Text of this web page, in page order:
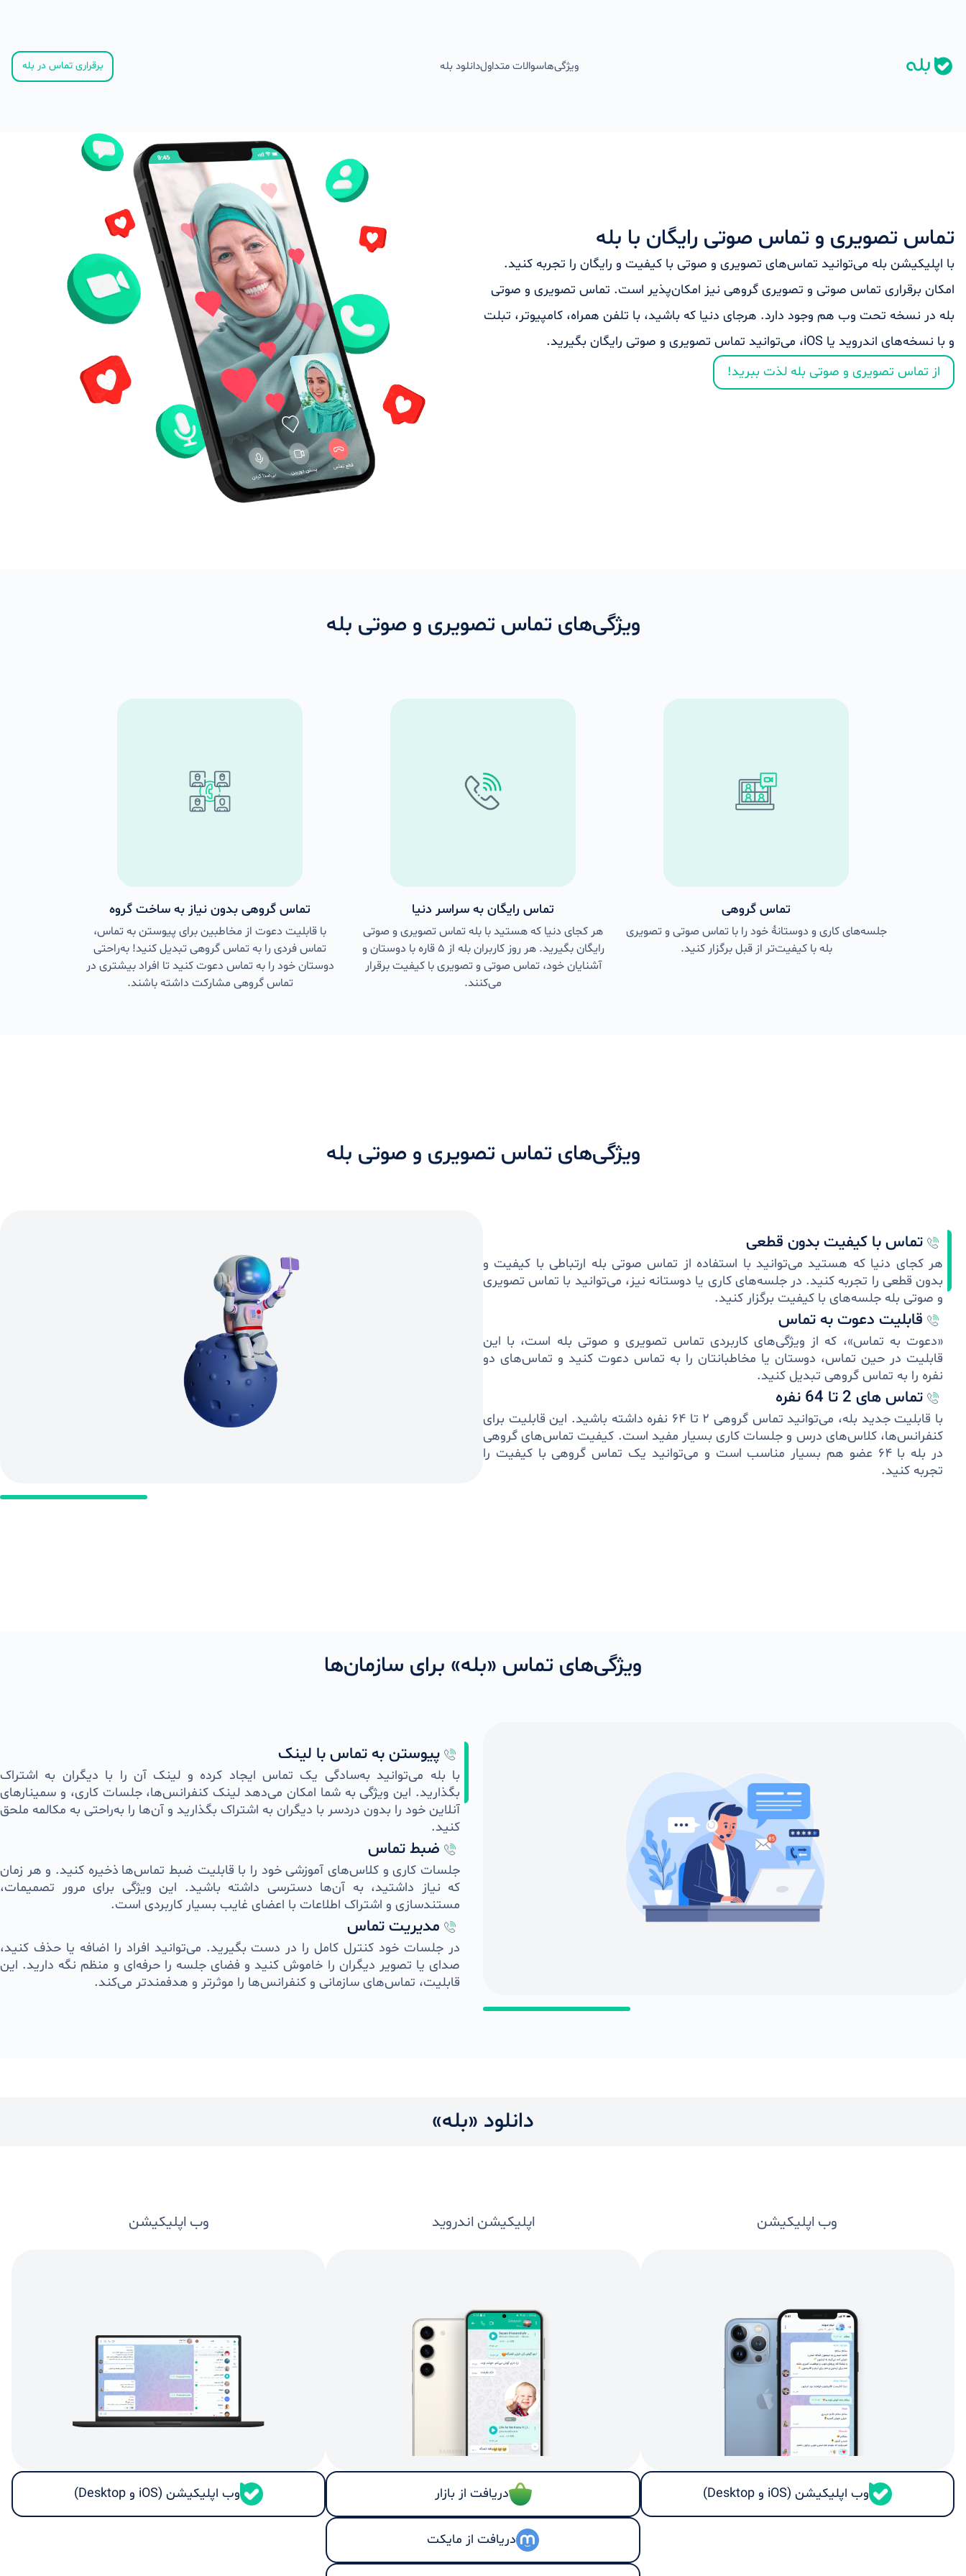
ویژگی‌هاسوالات متداولدانلود بله برقراری تماس در بله
تماس تصویری و تماس صوتی رایگان با بله
با اپلیکیشن بله می‌توانید تماس‌های تصویری و صوتی با کیفیت و رایگان را تجربه کنید.
امکان برقراری تماس صوتی و تصویری گروهی نیز امکان‌پذیر است. تماس تصویری و صوتی
بله در نسخه تحت وب هم وجود دارد. هرجای دنیا که باشید، با تلفن همراه، کامپیوتر، تبلت
و با نسخه‌های اندروید یا iOS، می‌توانید تماس تصویری و صوتی رایگان بگیرید.
از تماس تصویری و صوتی بله لذت ببرید!
ویژگی‌های تماس تصویری و صوتی بله
تماس گروهی
جلسه‌های کاری و دوستانهٔ خود را با تماس‌ صوتی و تصویری
بله با کیفیت‌تر از قبل برگزار کنید.
تماس رایگان به سراسر دنیا
هر کجای دنیا که هستید با بله تماس تصویری و صوتی
رایگان بگیرید. هر روز کاربران بله از ۵ قاره با دوستان و
آشنایان خود، تماس صوتی و تصویری با کیفیت برقرار
می‌کنند.
تماس گروهی بدون نیاز به ساخت گروه
با قابلیت دعوت از مخاطبین برای پیوستن به تماس،
تماس فردی را به تماس گروهی تبدیل کنید! به‌راحتی
دوستان خود را به تماس دعوت کنید تا افراد بیشتری در
تماس گروهی مشارکت داشته باشند.
ویژگی‌های تماس تصویری و صوتی بله
تماس با کیفیت بدون قطعی
هر کجای دنیا که هستید می‌توانید با استفاده از تماس صوتی بله ارتباطی با کیفیت و
بدون قطعی را تجربه کنید. در جلسه‌های کاری یا دوستانه نیز، می‌توانید با تماس تصویری
و صوتی بله جلسه‌های با کیفیت برگزار کنید.
قابلیت دعوت به تماس
«دعوت به تماس»، که از ویژگی‌های کاربردی تماس تصویری و صوتی بله است، با این
قابلیت در حین تماس، دوستان یا مخاطبانتان را به تماس دعوت کنید و تماس‌های دو
نفره را به تماس گروهی تبدیل کنید.
تماس های 2 تا 64 نفره
با قابلیت جدید بله، می‌توانید تماس گروهی ۲ تا ۶۴ نفره داشته باشید. این قابلیت برای
کنفرانس‌ها، کلاس‌های درس و جلسات کاری بسیار مفید است. کیفیت تماس‌های گروهی
در بله با ۶۴ عضو هم بسیار مناسب است و می‌توانید یک تماس گروهی با کیفیت را
تجربه کنید.
ویژگی‌های تماس «بله» برای سازمان‌ها
پیوستن به تماس با لینک
با بله می‌توانید به‌سادگی یک تماس ایجاد کرده و لینک آن را با دیگران به اشتراک
بگذارید. این ویژگی به شما امکان می‌دهد لینک کنفرانس‌ها، جلسات کاری، و سمینارهای
آنلاین خود را بدون دردسر با دیگران به اشتراک بگذارید و آن‌ها را به‌راحتی به مکالمه ملحق
کنید.
ضبط تماس
جلسات کاری و کلاس‌های آموزشی خود را با قابلیت ضبط تماس‌ها ذخیره کنید. و هر زمان
که نیاز داشتید، به آن‌ها دسترسی داشته باشید. این ویژگی برای مرور تصمیمات،
مستندسازی و اشتراک اطلاعات با اعضای غایب بسیار کاربردی است.
مدیریت تماس
در جلسات خود کنترل کامل را در دست بگیرید. می‌توانید افراد را اضافه یا حذف کنید،
صدای یا تصویر دیگران را خاموش کنید و فضای جلسه را حرفه‌ای و منظم نگه دارید. این
قابلیت، تماس‌های سازمانی و کنفرانس‌ها را موثرتر و هدفمندتر می‌کند.
دانلود «بله»
وب‌ اپلیکیشن
وب اپلیکیشن (iOS و Desktop)
اپلیکیشن اندروید
دریافت از بازار
دریافت از مایکت
وب اپلیکیشن
وب اپلیکیشن (iOS و Desktop)